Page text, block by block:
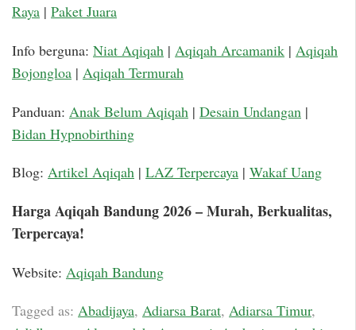
Raya | Paket Juara
Info berguna: Niat Aqiqah | Aqiqah Arcamanik | Aqiqah
Bojongloa | Aqiqah Termurah
Panduan: Anak Belum Aqiqah | Desain Undangan |
Bidan Hypnobirthing
Blog: Artikel Aqiqah | LAZ Terpercaya | Wakaf Uang
Harga Aqiqah Bandung 2026 – Murah, Berkualitas,
Terpercaya!
Website: Aqiqah Bandung
Tagged as: Abadijaya, Adiarsa Barat, Adiarsa Timur,